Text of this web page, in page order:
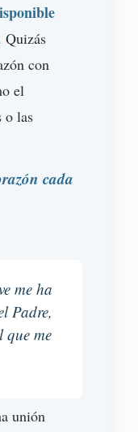
Quizás
con
el
o las
cada
me ha
Padre,
que me
unión